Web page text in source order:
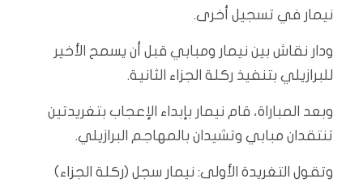
نيمار في تسجيل أخرى.
ودار نقاش بين نيمار ومبابي قبل أن يسمح الأخير
للبرازيلي بتنفيذ ركلة الجزاء الثانية.
وبعد المباراة، قام نيمار بإبداء الإعجاب بتغريدتين
تنتقدان مبابي وتشيدان بالمهاجم البرازيلي.
وتقول التغريدة الأولى: نيمار سجل (ركلة الجزاء)